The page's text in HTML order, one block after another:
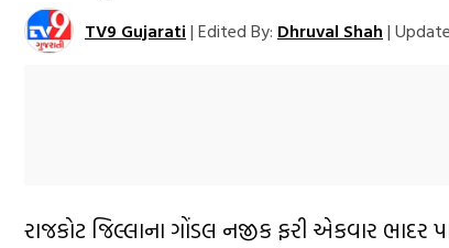
TV9 Gujarati | Edited By: Dhruval Shah |
રાજકોટ જિલ્લાના ગોંડલ નજીક ફરી એકવાર ભાદર